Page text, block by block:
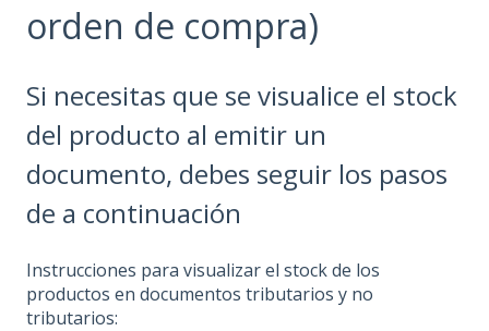
orden de compra)
Si necesitas que se visualice el stock
del producto al emitir un
documento, debes seguir los pasos
de a continuación
Instrucciones para visualizar el stock de los
productos en documentos tributarios y no
tributarios: